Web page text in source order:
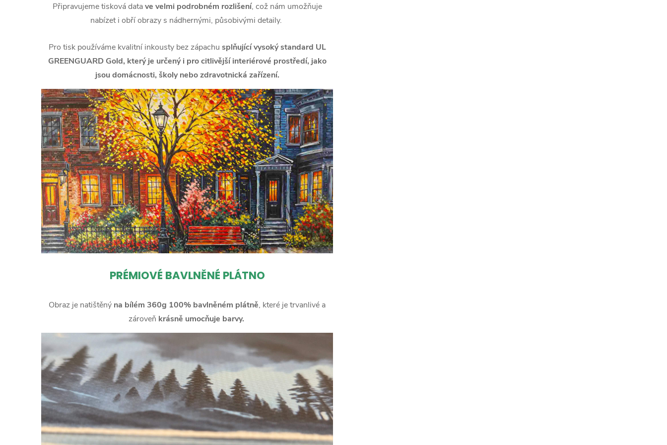
Připravujeme tisková datave velmi podrobném rozlišení, což nám umožňuje
nabízet i obří obrazy s nádhernými, působivými detaily.
Pro tisk používáme kvalitní inkousty bez zápachu splňující vysoký standard UL
GREENGUARD Gold, který je určený i pro citlivější interiérové prostředí, jako
jsou domácnosti, školy nebo zdravotnická zařízení.
PRÉMIOVÉ BAVLNĚNÉ PLÁTNO
Obraz je natištěný na bílém 360g 100% bavlněném plátně, které je trvanlivé a
zároveň krásně umocňuje barvy.